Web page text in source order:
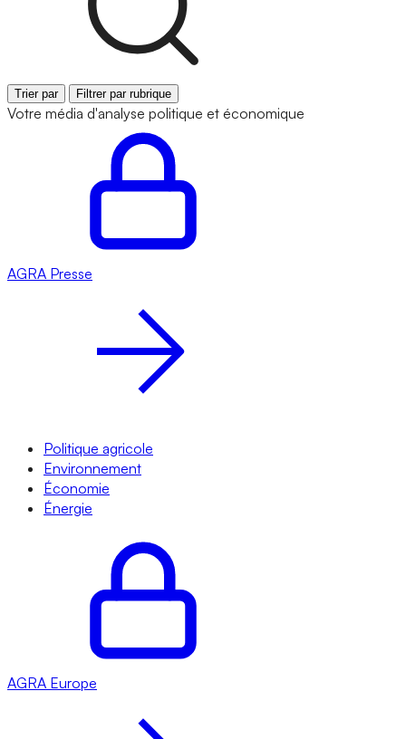
Trier par Filtrer par rubrique
Votre média d'analyse politique et économique
AGRA Presse
Politique agricole
Environnement
Économie
Énergie
AGRA Europe